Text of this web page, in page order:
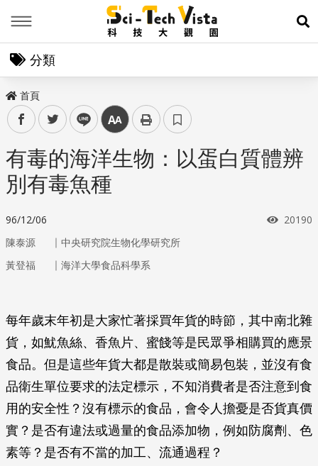
展
分類
首頁
facebooktwitter line 中
有毒的海洋生物：以蛋白質體辨
別有毒魚種
96/12/06 瀏覽次
20190
陳泰源 ｜ 中央研究院生物化學研究所
黃登福
｜ 海洋大學食品科學系
每年歲末年初是大家忙著採買年貨的時節，其中南北雜
貨，如魷魚絲、香魚片、蜜餞等是民眾爭相購買的應景
食品。但是這些年貨大都是散裝或簡易包裝，並沒有食
品衛生單位要求的法定標示，不知消費者是否注意到食
用的安全性？沒有標示的食品，會令人擔憂是否貨真價
實？是否有違法或過量的食品添加物，例如防腐劑、色
素等？是否有不當的加工、流通過程？